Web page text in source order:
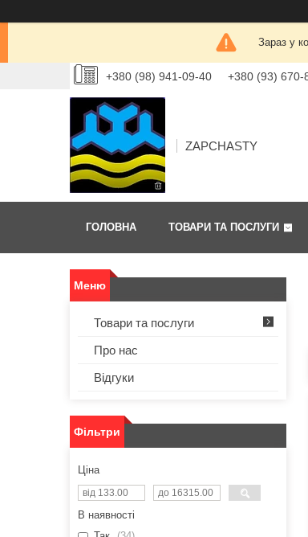
Зараз у
+380 (98) 941-09-40 +380 (93) 670-
ZAPCHASTY
ГОЛОВНА ТОВАРИ ТА ПОСЛУГИ
Товари та послуги
Про нас
Відгуки
Фільтри
Ціна
В наявності